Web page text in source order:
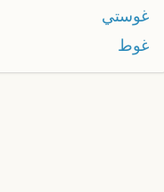
غوستي
غوط